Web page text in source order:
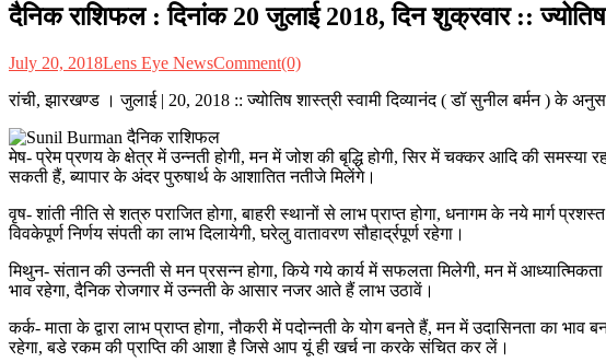
दैनिक राशिफल : दिनांक 20 जुलाई 2018, दिन शुक्रवार :: ज्योतिष
July 20, 2018Lens Eye NewsComment(0)
रांची, झारखण्ड । जुलाई | 20, 2018 :: ज्योतिष शास्त्री स्वामी दिव्यानंद ( डॉ सुनील बर्मन ) के
मेष- प्रेम प्रणय के क्षेत्र में उन्नती होगी, मन में जोश की बृद्धि होगी, सिर में चक्कर आदि की समस्या
सकती हैं, ब्यापार के अंदर पुरुषार्थ के आशातित नतीजे मिलेंगे।
वृष- शांती नीति से शत्रु पराजित होगा, बाहरी स्थानों से लाभ प्राप्त होगा, धनागम के नये मार्ग
विवकेपूर्ण निर्णय संपती का लाभ दिलायेगी, घरेलु वातावरण सौहार्द्रपूर्ण रहेगा।
मिथुन- संतान की उन्नती से मन प्रसन्न होगा, किये गये कार्य में सफलता मिलेगी, मन में
भाव रहेगा, दैनिक रोजगार में उन्नती के आसार नजर आते हैं लाभ उठावें।
कर्क- माता के द्वारा लाभ प्राप्त होगा, नौकरी में पदोन्नती के योग बनते हैं, मन में उदासिनता का भाव
रहेगा, बडे रकम की प्राप्ति की आशा है जिसे आप यूं ही खर्च ना करके संचित कर लें।